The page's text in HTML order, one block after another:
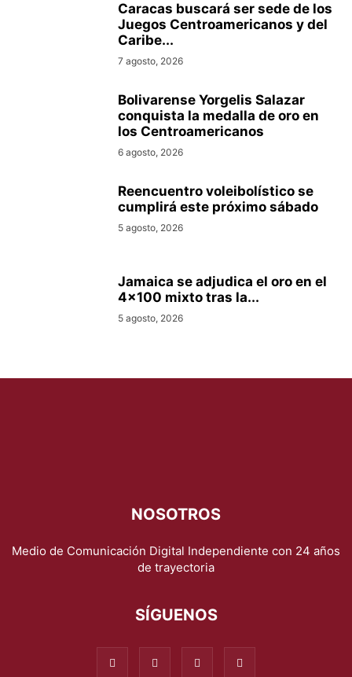
Caracas buscará ser sede de los
Juegos Centroamericanos y del
Caribe...
7 agosto, 2026
Bolivarense Yorgelis Salazar
conquista la medalla de oro en
los Centroamericanos
6 agosto, 2026
Reencuentro voleibolístico se
cumplirá este próximo sábado
5 agosto, 2026
Jamaica se adjudica el oro en el
4×100 mixto tras la...
5 agosto, 2026
NOSOTROS
Medio de Comunicación Digital Independiente con 24 años
de trayectoria
SÍGUENOS